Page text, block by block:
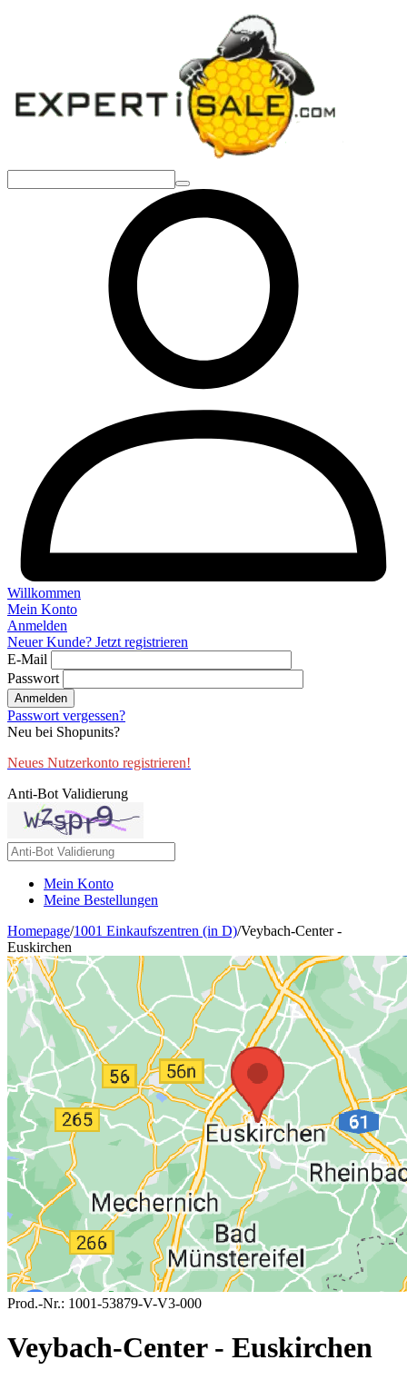
Willkommen
Mein Konto
Anmelden
Neuer Kunde? Jetzt registrieren
E-Mail
Passwort
Anmelden
Passwort vergessen?
Neu bei Shopunits?
Neues Nutzerkonto registrieren!
Anti-Bot Validierung
Mein Konto
Meine Bestellungen
Homepage/1001 Einkaufszentren (in D)/Veybach-Center -
Euskirchen
Prod.-Nr.: 1001-53879-V-V3-000
Veybach-Center - Euskirchen